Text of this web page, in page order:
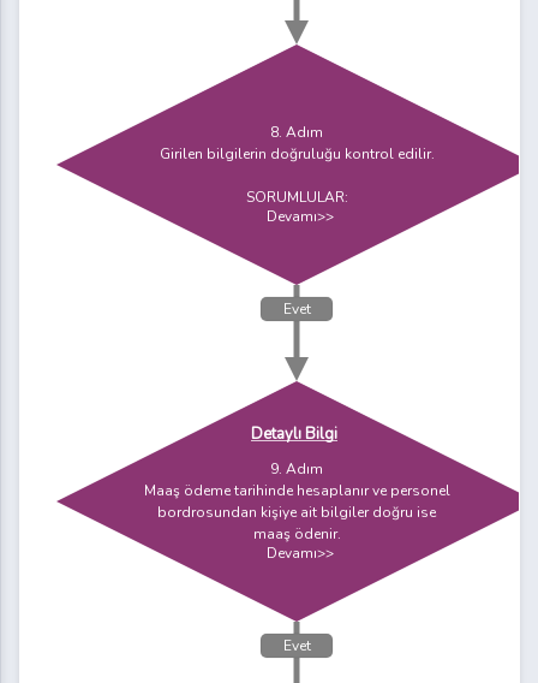
Evet
Evet
8. Adım
Girilen bilgilerin doğruluğu kontrol edilir.
SORUMLULAR:
Devamı>>
9. Adım
Maaş ödeme tarihinde hesaplanır ve personel
bordrosundan kişiye ait bilgiler doğru ise
maaş ödenir.
Detaylı Bilgi
Devamı>>